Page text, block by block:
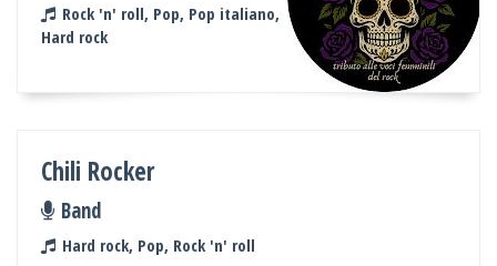
Rock 'n' roll, Pop, Pop italiano,
Hard rock
Chili Rocker
Band
Hard rock, Pop, Rock 'n' roll